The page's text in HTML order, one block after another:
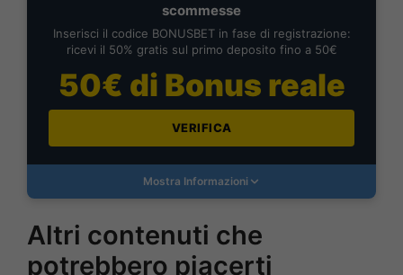
scommesse
Inserisci il codice BONUSBET in fase di registrazione:
ricevi il 50% gratis sul primo deposito fino a 50€
50€ di Bonus reale
VERIFICA
Mostra Informazioni
Altri contenuti che
potrebbero piacerti